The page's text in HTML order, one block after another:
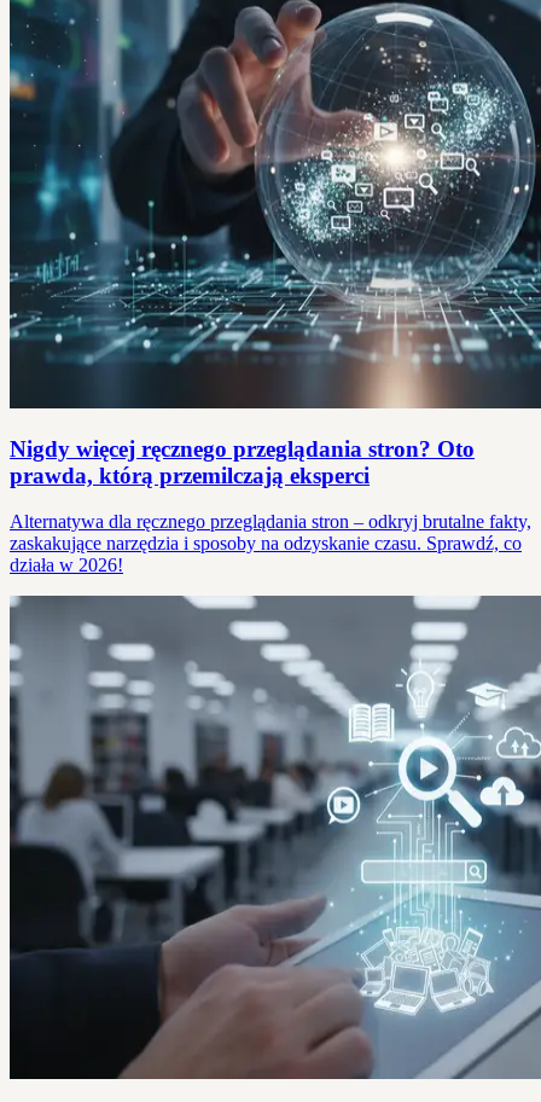
Nigdy więcej ręcznego przeglądania stron? Oto
prawda, którą przemilczają eksperci
Alternatywa dla ręcznego przeglądania stron – odkryj brutalne fakty,
zaskakujące narzędzia i sposoby na odzyskanie czasu. Sprawdź, co
działa w 2026!